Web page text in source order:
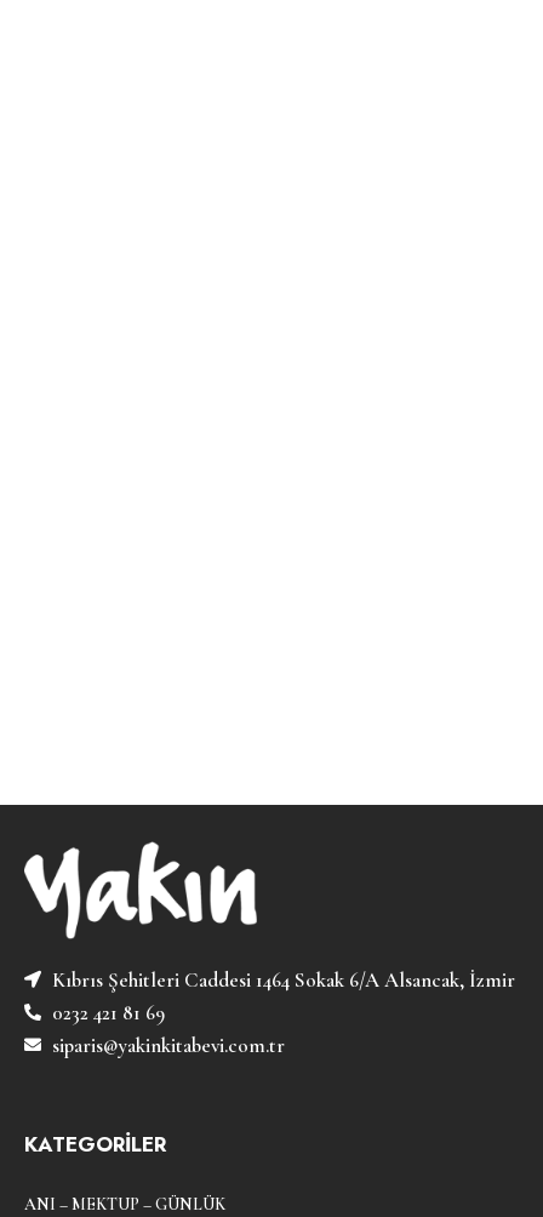
Kıbrıs Şehitleri Caddesi 1464 Sokak 6/A Alsancak, İzmir
0232 421 81 69
siparis@yakinkitabevi.com.tr
KATEGORİLER
ANI – MEKTUP – GÜNLÜK